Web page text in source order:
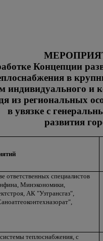
Концепции
в
индивидуального и
из региональных
в увязке с
развития
ответственных специалистов
Минэкономики,
АК "Узтрансгаз",
теплоснабжения, с